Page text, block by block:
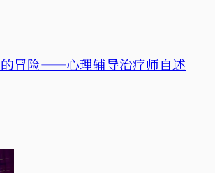
冒险——心理辅导治疗师自述